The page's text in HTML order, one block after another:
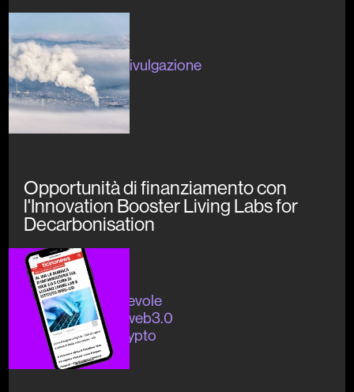
Concluso
#sostenibilità #divulgazione
Opportunità di finanziamento con
l'Innovation Booster Living Labs for
Decarbonisation
Concluso
#digitaleconsapevole
#divulgazione #web3.0
#blockchain #crypto